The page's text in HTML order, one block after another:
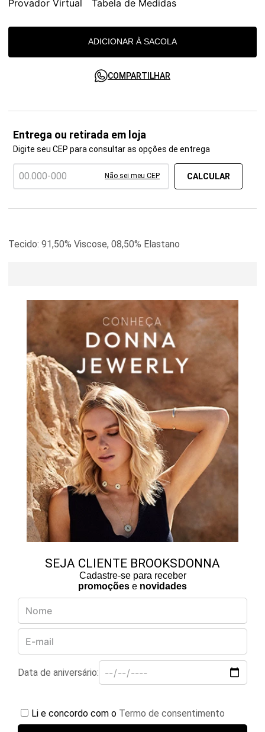
Provador Virtual Tabela de Medidas
ADICIONAR À SACOLA
COMPARTILHAR
Entrega ou retirada em loja
Digite seu CEP para consultar as opções de entrega
Não sei meu CEP
Tecido: 91,50% Viscose, 08,50% Elastano
SEJA CLIENTE BROOKSDONNA
Cadastre-se para receber
promoções e novidades
Data de aniversário:
Li e concordo com o Termo de consentimento